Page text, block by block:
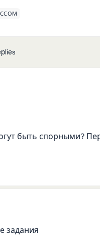
быть спорными?
задания